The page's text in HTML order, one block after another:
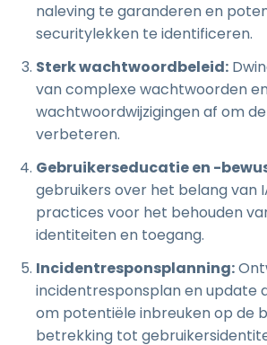
naleving te garanderen en
securitylekken te identificeren.
Sterk wachtwoordbeleid:
van complexe wachtwoorden
wachtwoordwijzigingen af om
verbeteren.
Gebruikerseducatie en -
gebruikers over het belang van
practices voor het behouden
identiteiten en toegang.
Incidentresponsplanning:
incidentresponsplan en update
om potentiële inbreuken op de
betrekking tot